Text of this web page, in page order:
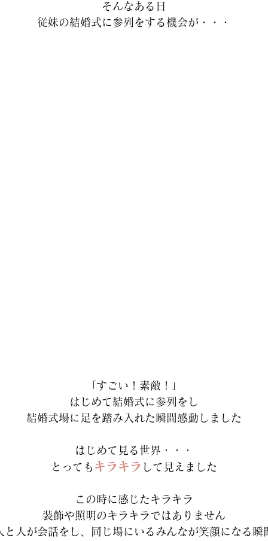
そんなある日
従妹の結婚式に参列をする機会が・・・
「すごい！素敵！」
はじめて結婚式に参列をし
結婚式場に足を踏み入れた瞬間感動しました
はじめて見る世界・・・
とっても キラキラ して見えました
この時に感じたキラキラ
装飾や照明のキラキラではありません
と人が会話をし、同じ場にいるみんなが笑顔になる瞬